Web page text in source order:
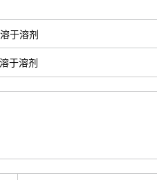
溶于溶剂
溶于溶剂